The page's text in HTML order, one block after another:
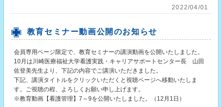
2022/04/01
教育セミナー動画公開のお知らせ
会員専用ページ限定で、教育セミナーの講演動画を公開いたしました。
10月は川崎医療福祉大学看護実践・キャリアサポートセンター長 山田
佐登美先生より、下記の内容でご講演いただきました。
下記、講演タイトルをクリックいただくと視聴ページへ移動いたしま
す。ご視聴の程、よろしくお願い申し上げます。
※教育動画【看護管理】7～9を公開いたしました。（12月1日）